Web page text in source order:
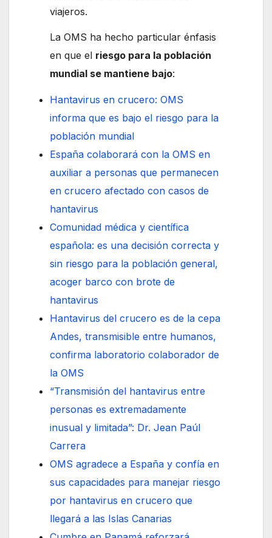
viajeros.
La OMS ha hecho particular énfasis
en que el riesgo para la población
mundial se mantiene bajo:
Hantavirus en crucero: OMS
informa que es bajo el riesgo para la
población mundial
España colaborará con la OMS en
auxiliar a personas que permanecen
en crucero afectado con casos de
hantavirus
Comunidad médica y científica
española: es una decisión correcta y
sin riesgo para la población general,
acoger barco con brote de
hantavirus
Hantavirus del crucero es de la cepa
Andes, transmisible entre humanos,
confirma laboratorio colaborador de
la OMS
“Transmisión del hantavirus entre
personas es extremadamente
inusual y limitada”: Dr. Jean Paúl
Carrera
OMS agradece a España y confía en
sus capacidades para manejar riesgo
por hantavirus en crucero que
llegará a las Islas Canarias